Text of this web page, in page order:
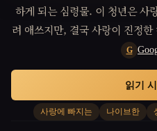
하게 되는 심령물. 이 청년은 사
려 애쓰지만, 결국 사랑이 진정한
과정을
G
사랑에 빠지는 나이브한
읽기